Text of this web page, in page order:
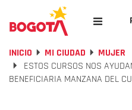
INICIO MI CIUDAD
MUJER
ESTOS CURSOS NOS
BENEFICIARIA MANZANA DEL